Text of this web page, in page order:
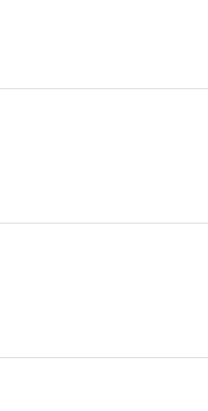
，医院的
支持，恳
作了发言
慰并给予
了许多